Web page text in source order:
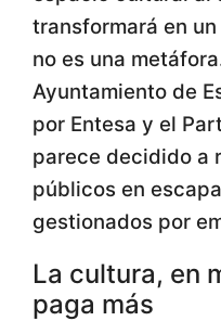
transformará en
no es una
Ayuntamiento de
por Entesa y el
parece decidido a
públicos en
gestionados por
La cultura, en
paga más